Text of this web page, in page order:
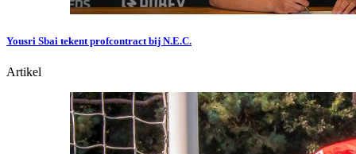
Yousri Sbai tekent profcontract bij N.E.C.
Artikel